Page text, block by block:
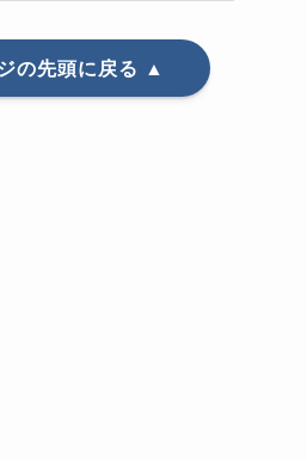
の先頭に戻る ▲